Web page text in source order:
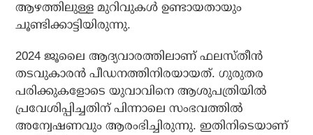
ആഴത്തിലുള്ള മുറിവുകള്‍ ഉണ്ടായതായും
ചൂണ്ടിക്കാട്ടിയിരുന്നു.
2024 ജൂലൈ ആദ്യവാരത്തിലാണ് ഫലസ്തീന്‍
തടവുകാരന്‍ പീഡനത്തിനിരയായത്. ഗുരുതര
പരിക്കുകളോടെ യുവാവിനെ ആശുപത്രിയില്‍
പ്രവേശിപ്പിച്ചതിന് പിന്നാലെ സംഭവത്തില്‍
അന്വേഷണവും ആരംഭിച്ചിരുന്നു. ഇതിനിടെയാണ്